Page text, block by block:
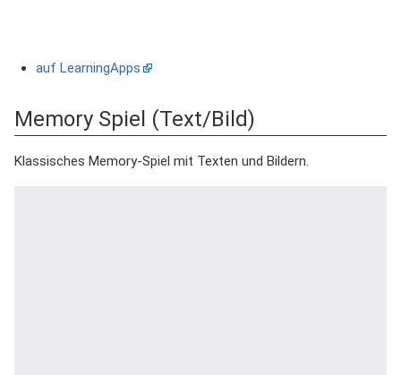
auf LearningApps
Memory Spiel (Text/Bild)
Klassisches Memory-Spiel mit Texten und Bildern.